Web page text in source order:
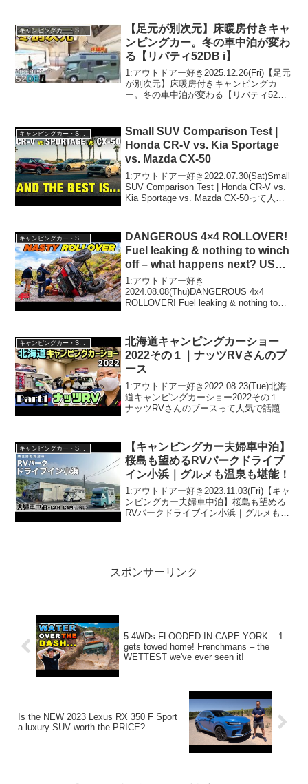
キャンピングカー・SUV人気車種
【足元が別次元】床暖房付きキャ
ンピングカー。冬の車中泊が変わ
る【リバティ52DB i】
1:アウトドアー好き2025.12.26(Fri)【足元
が別次元】床暖房付きキャンピングカ
ー。冬の車中泊が変わる【リバティ52DB
この動画は注目...
Small SUV Comparison Test |
Honda CR-V vs. Kia Sportage
vs. Mazda CX-50
1:アウトドアー好き2022.07.30(Sat)Small
SUV Comparison Test | Honda CR-V vs.
Kia Sportage vs. Mazda CX-50って人気
キャンピングカー・SUV人気車種
DANGEROUS 4×4 ROLLOVER!
Fuel leaking & nothing to winch
off – what happens next? USA's
Wildest Trail
1:アウトドアー好き
2024.08.08(Thu)DANGEROUS 4x4
ROLLOVER! Fuel leaking & nothing to
キャンピングカー・SUV人気車種
北海道キャンピングカーショー
2022その１｜ナッツRVさんのブ
ース
1:アウトドアー好き2022.08.23(Tue)北海
道キャンピングカーショー2022その１｜
ナッツRVさんのブースって人気で話題ら
す！3:アウトドア...
【キャンピングカー夫婦車中泊】
桜島も望めるRVパークドライブ
イン小浜｜グルメも温泉も堪能！
1:アウトドアー好き2023.11.03(Fri)【キャ
ンピングカー夫婦車中泊】桜島も望める
RVパークドライブイン小浜｜グルメも温
スポンサーリンク
5 4WDs FLOODED IN CAPE YORK – 1
gets towed home! Frenchmans – the
WETTEST we've ever seen it!
Is the NEW 2023 Lexus RX 350 F Sport
a luxury SUV worth the PRICE?